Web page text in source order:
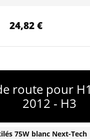
24,82 €
route pour
2012 - H3
75W blanc Next-Tech